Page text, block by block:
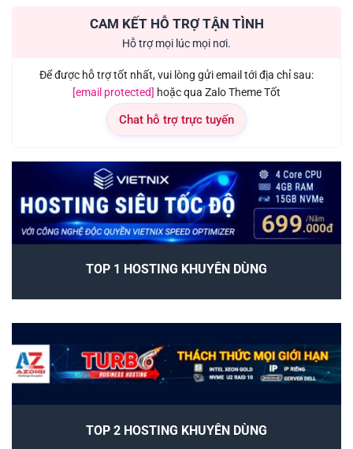
CAM KẾT HỖ TRỢ TẬN TÌNH
Hỗ trợ mọi lúc mọi nơi.
Để được hỗ trợ tốt nhất, vui lòng gửi email tới địa chỉ sau:
[email protected] hoặc qua Zalo Theme Tốt
Chat hỗ trợ trực tuyến
TOP 1 HOSTING KHUYÊN DÙNG
TOP 2 HOSTING KHUYÊN DÙNG